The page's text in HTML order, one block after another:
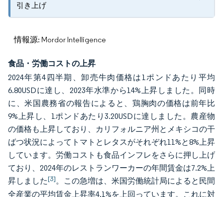
引き上げ
情報源: Mordor Intelligence
食品・労働コストの上昇
2024年第4四半期、卸売牛肉価格は1ポンドあたり平均
6.80USDに達し、2023年水準から14%上昇しました。同時
に、米国農務省の報告によると、鶏胸肉の価格は前年比
9%上昇し、1ポンドあたり3.20USDに達しました。農産物
の価格も上昇しており、カリフォルニア州とメキシコの干
ばつ状況によってトマトとレタスがそれぞれ11%と8%上昇
しています。労働コストも食品インフレをさらに押し上げ
ており、2024年のレストランワーカーの年間賃金は7.2%上
昇しました[3]。この急増は、米国労働統計局によると民間
全産業の平均賃金上昇率4.1%を上回っています。これに対